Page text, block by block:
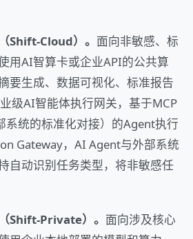
Shift-Cloud）。 面向非敏感、标
用AI智算卡或企业API的公共算
要生成、数据可视化、标准报告
级AI智能体执行网关，基于MCP
系统的标准化对接）的Agent执行
Gateway，AI Agent与外部系统
自动识别任务类型，将非敏感任
Shift-Private）。 面向涉及核心